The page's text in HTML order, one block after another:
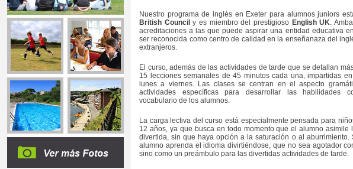
Nuestro programa de inglés en Exeter para alumnos juniors
British Council y es miembro del prestigioso English UK.
acreditaciones a las que puede aspirar una entidad educativa
ser reconocida como centro de calidad en la enseñanaza del
extranjeros.
El curso, además de las actividades de tarde que se detallan
15 lecciones semanales de 45 minutos cada una, impartidas
lunes a viernes. Las clases se centran en el aspecto
actividades específicas para desarrollar las habilidades
vocabulario de los alumnos.
La carga lectiva del curso está especialmente pensada para
12 años, ya que busca en todo momento que el alumno asimile
divertida, sin que haya opción a la saturación o al aburrimiento.
alumno aprenda el idioma divirtiéndose, que no sea agotador
sino como un preámbulo para las divertidas actividades de tarde.